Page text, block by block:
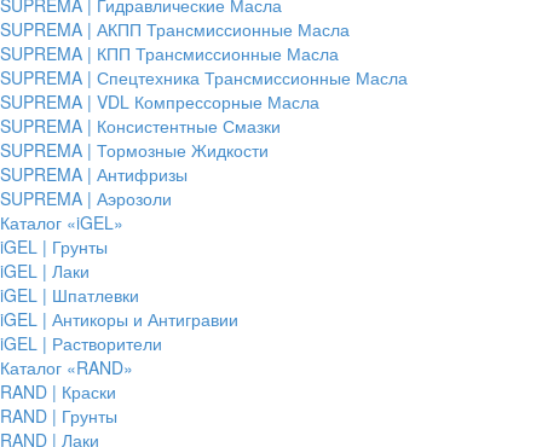
SUPREMA | АКПП Трансмиссионные Масла
SUPREMA | КПП Трансмиссионные Масла
SUPREMA | Спецтехника Трансмиссионные Масла
SUPREMA | VDL Компрессорные Масла
SUPREMA | Консистентные Смазки
SUPREMA | Тормозные Жидкости
SUPREMA | Антифризы
SUPREMA | Аэрозоли
Каталог «iGEL»
iGEL | Грунты
iGEL | Лаки
iGEL | Шпатлевки
iGEL | Антикоры и Антигравии
iGEL | Растворители
Каталог «RAND»
RAND | Краски
RAND | Грунты
RAND | Лаки